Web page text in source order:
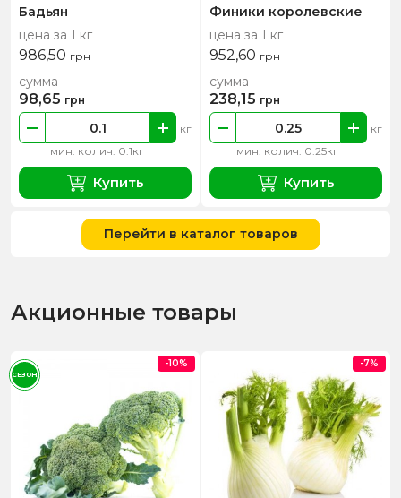
Бадьян
цена за 1 кг
986,50 грн
мин. колич. 0.1кг
кг
сумма
98,65 грн
Купить
Финики королевские
цена за 1 кг
952,60 грн
мин. колич. 0.25кг
кг
сумма
238,15 грн
Купить
Перейти в каталог товаров
Акционные товары
-10%
СЕЗОН
-7%